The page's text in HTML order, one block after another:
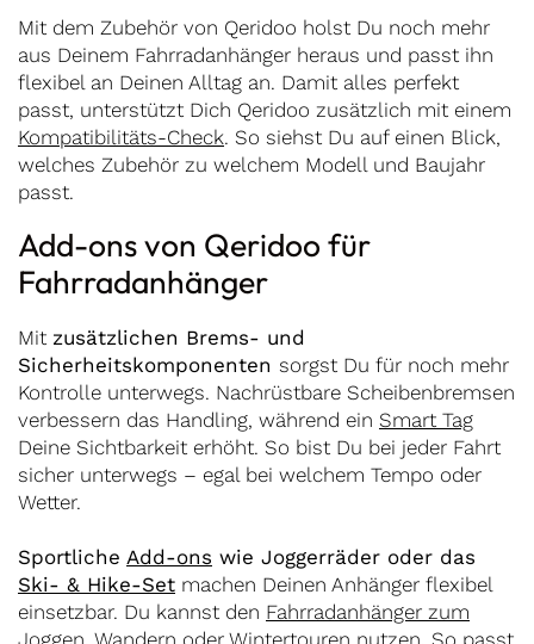
Mit dem Zubehör von Qeridoo holst Du noch mehr
aus Deinem Fahrradanhänger heraus und passt ihn
flexibel an Deinen Alltag an. Damit alles perfekt
passt, unterstützt Dich Qeridoo zusätzlich mit einem
Kompatibilitäts-Check. So siehst Du auf einen Blick,
welches Zubehör zu welchem Modell und Baujahr
passt.
Add-ons von Qeridoo für
Fahrradanhänger
Mit zusätzlichen Brems- und
Sicherheitskomponenten sorgst Du für noch mehr
Kontrolle unterwegs. Nachrüstbare Scheibenbremsen
verbessern das Handling, während ein Smart Tag
Deine Sichtbarkeit erhöht. So bist Du bei jeder Fahrt
sicher unterwegs – egal bei welchem Tempo oder
Wetter.
Sportliche Add-ons wie Joggerräder oder das
Ski- & Hike-Set machen Deinen Anhänger flexibel
einsetzbar. Du kannst den Fahrradanhänger zum
Joggen, Wandern oder Wintertouren nutzen. So passt